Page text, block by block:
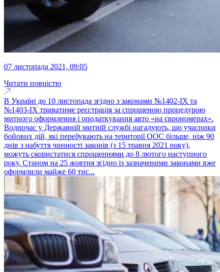
07 листопада 2021, 09:05
Читати повністю
В Україні до 10 листопада згідно з законами №1402-ІХ та
№1403-ІХ триватиме реєстрація за спрощеною процедурою
митного оформлення і оподаткування авто «на єврономерах».
Водночас у Державній митній службі нагадують, що учасники
бойових дій, які перебувають на території ООС більше, ніж 90
днів з набуття чинності законів (з 15 травня 2021 року),
можуть скористатися спрощеннями до 8 лютого наступного
року. Станом на 25 жовтня згідно із зазначеними законами вже
оформлили майже 60 тис...